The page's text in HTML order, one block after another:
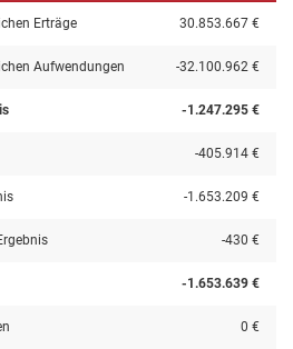
Erträge 30.853.667 €
Aufwendungen -32.100.962 €
-1.247.295 €
-405.914 €
-1.653.209 €
-430 €
-1.653.639 €
0 €